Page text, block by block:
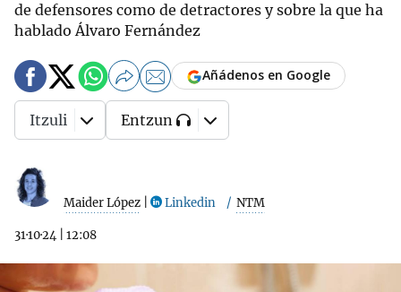
de defensores como de detractores y sobre la que ha
hablado Álvaro Fernández
Maider López Linkedin NTM
31·10·24 12:08
Añádenos en Google
Itzuli Entzun